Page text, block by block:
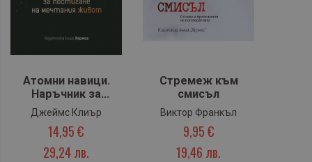
Атомни навици.
Наръчник за
постигане на
мечтания живот
(твърда
подвързия)
Джеймс Клиър
14,95 €
29,24 лв.
Стремеж към
смисъл
Виктор Франкъл
9,95 €
19,46 лв.